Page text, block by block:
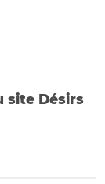
site Désirs